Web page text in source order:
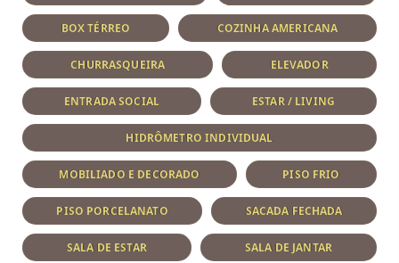
BOX TÉRREO COZINHA AMERICANA
CHURRASQUEIRA ELEVADOR
ENTRADA SOCIAL ESTAR / LIVING
HIDRÔMETRO INDIVIDUAL
MOBILIADO E DECORADO PISO FRIO
PISO PORCELANATO SACADA FECHADA
SALA DE ESTAR SALA DE JANTAR